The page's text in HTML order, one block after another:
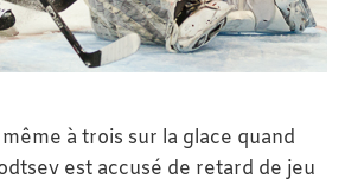
à trois sur la glace quand
est accusé de retard de jeu